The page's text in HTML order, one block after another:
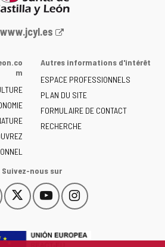
Portail
www.jcyl.es
m
Autres informations d'intérêt
ESPACE PROFESSIONNELS
PLAN DU SITE
FORMULAIRE DE CONTACT
RECHERCHE
Suivez-nous sur
Este
enlace
abrirá
YouTube
Este
enlace
abrirá
Instagram
Este
enlace
abrirá